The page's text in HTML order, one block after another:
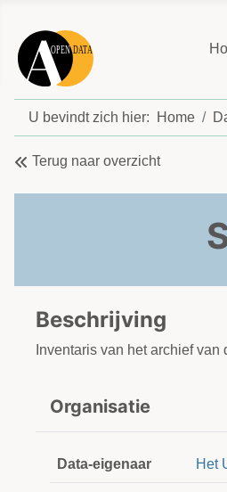
U bevindt zich hier: Home
Terug naar overzicht
Beschrijving
Inventaris van het archief
Organisatie
Data-eigenaar Het